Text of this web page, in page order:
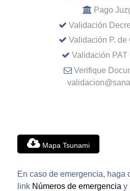
Pago
Validación
Validación P. de
Validación PAT
Verifique
Mapa Tsunami
En caso de emergencia, haga
link Números de emergencia y